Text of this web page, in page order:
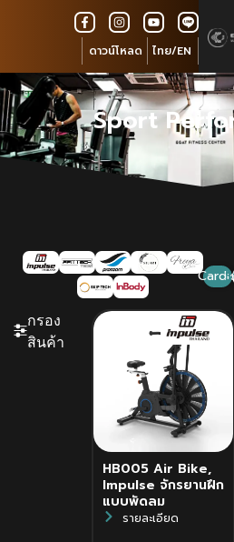
ดาวน์โหลด ไทย/EN
Sport
กรอง
สินค้า
HB005 Air Bike,
Impulse จักรยานฝึก
แบบพัดลม
รายละเอียด